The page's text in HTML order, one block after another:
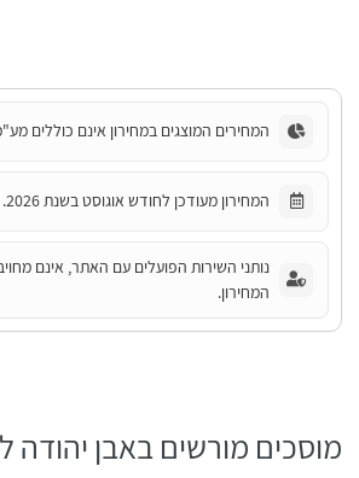
המחירים המוצגים במחירון אינם כוללים
המחירון מעודכן לחודש אוגוסט בשנת 2026.
נותני השירות הפועלים עם האתר, אינם
המחירון.
מוסכים מורשים באבן יהודה